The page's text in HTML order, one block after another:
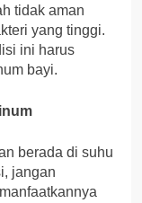
tidak aman
yang tinggi.
ini harus
bayi.
berada di suhu
jangan